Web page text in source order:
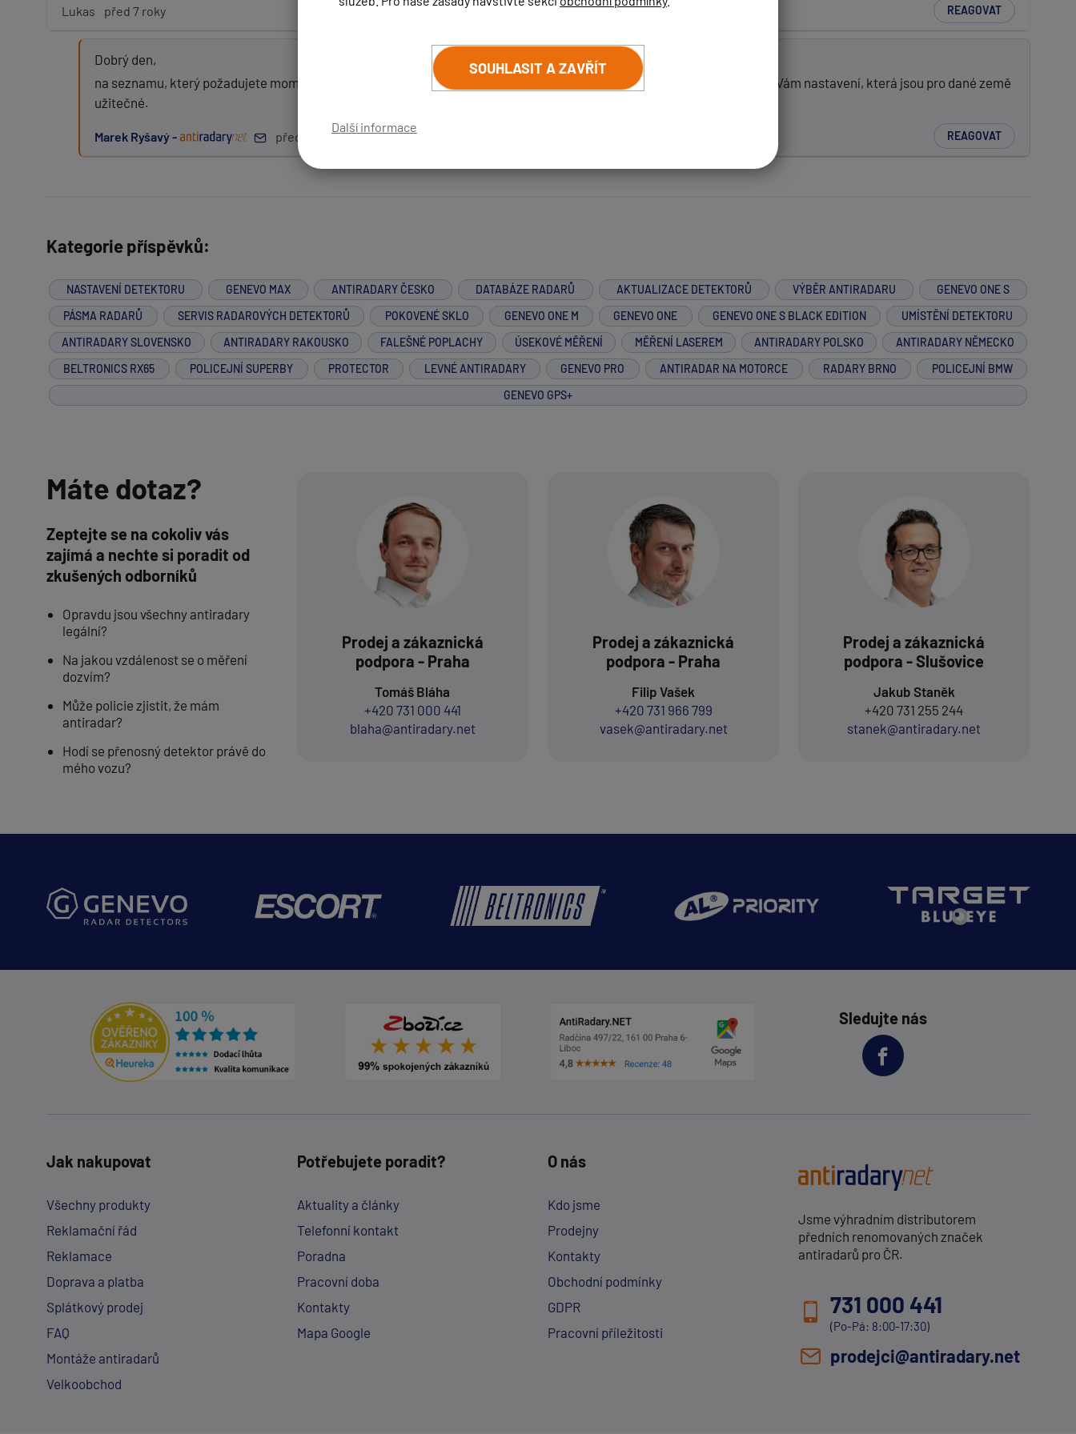
SOUHLASIT A ZAVŘÍT
Další informace
Zpráva:
Lukas před 7 roky REAGOVAT
Dobrý den,
na seznamu, který požadujete momentálně pracujeme. Prosím pošlete mi Vás email a seznam konkrétních zemí, pošlu Vám nastavení, která jsou pro dané země
užitečné.
Marek Ryšavý - před 7 roky REAGOVAT
Kategorie příspěvků:
NASTAVENÍ DETEKTORU GENEVO MAX ANTIRADARY ČESKO DATABÁZE RADARŮ AKTUALIZACE DETEKTORŮ VÝBĚR ANTIRADARU
GENEVO ONE S
PÁSMA RADARŮ
SERVIS RADAROVÝCH DETEKTORŮ POKOVENÉ SKLO GENEVO ONE M GENEVO ONE GENEVO ONE S BLACK EDITION
UMÍSTĚNÍ DETEKTORU
ANTIRADARY SLOVENSKO
ANTIRADARY RAKOUSKO FALEŠNÉ POPLACHY ÚSEKOVÉ MĚŘENÍ MĚŘENÍ LASEREM ANTIRADARY POLSKO
ANTIRADARY NĚMECKO
BELTRONICS RX65
POLICEJNÍ SUPERBY PROTECTOR LEVNÉ ANTIRADARY GENEVO PRO ANTIRADAR NA MOTORCE RADARY BRNO
POLICEJNÍ BMW
GENEVO GPS+
Máte dotaz?
Zeptejte se na cokoliv vás
zajímá a nechte si poradit od
zkušených odborníků
Opravdu jsou všechny antiradary
legální?
Na jakou vzdálenost se o měření
dozvím?
Může policie zjistit, že mám
antiradar?
Hodí se přenosný detektor právě do
mého vozu?
Prodej a zákaznická
podpora - Praha
Tomáš Bláha
+420 731 000 441
blaha@antiradary.net
Prodej a zákaznická
podpora - Praha
Filip Vašek
+420 731 966 799
vasek@antiradary.net
Prodej a zákaznická
podpora - Slušovice
Jakub Staněk
+420 731 255 244
stanek@antiradary.net
Sledujte nás
Jak nakupovat
Všechny produkty
Reklamační řád
Reklamace
Doprava a platba
Splátkový prodej
FAQ
Montáže antiradarů
Velkoobchod
Potřebujete poradit?
Aktuality a články
Telefonní kontakt
Poradna
Pracovní doba
Kontakty
Mapa Google
O nás
Kdo jsme
Prodejny
Kontakty
Obchodní podmínky
GDPR
Pracovní příležitosti
Jsme výhradním distributorem
předních renomovaných značek
antiradarů pro ČR.
731 000 441
(Po-Pá: 8:00-17:30)
prodejci@antiradary.net